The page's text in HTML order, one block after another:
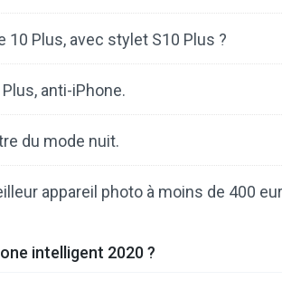
10 Plus, avec stylet S10 Plus ?
anti-iPhone.
du mode nuit.
appareil photo à moins de 400
intelligent 2020 ?